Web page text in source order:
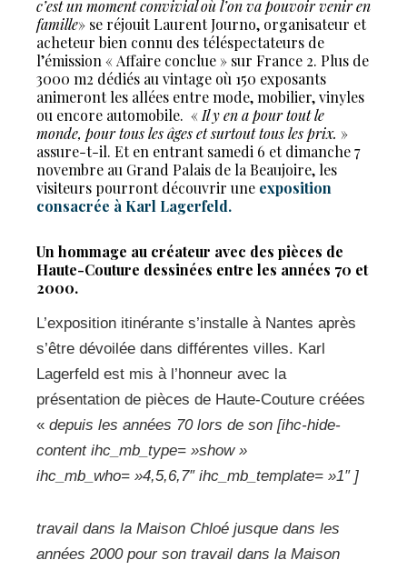
c’est un moment convivial où l’on va pouvoir venir en
famille» se réjouit Laurent Journo, organisateur et
acheteur bien connu des téléspectateurs de
l’émission « Affaire conclue » sur France 2. Plus de
3000 m2 dédiés au vintage où 150 exposants
animeront les allées entre mode, mobilier, vinyles
ou encore automobile. « Il y en a pour tout le
monde, pour tous les âges et surtout tous les prix. »
assure-t-il. Et en entrant samedi 6 et dimanche 7
novembre au Grand Palais de la Beaujoire, les
visiteurs pourront découvrir une exposition
consacrée à Karl Lagerfeld.
Un hommage au créateur avec des pièces de
Haute-Couture dessinées entre les années 70 et
2000.
L’exposition itinérante s’installe à Nantes après
s’être dévoilée dans différentes villes. Karl
Lagerfeld est mis à l’honneur avec la
présentation de pièces de Haute-Couture créées
« depuis les années 70 lors de son [ihc-hide-
content ihc_mb_type= »show »
ihc_mb_who= »4,5,6,7″ ihc_mb_template= »1″ ]
travail dans la Maison Chloé jusque dans les
années 2000 pour son travail dans la Maison